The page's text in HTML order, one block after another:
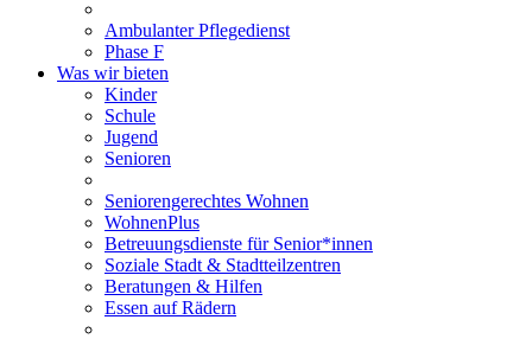
Ambulanter Pflegedienst
Phase F
Was wir bieten
Kinder
Schule
Jugend
Senioren
Seniorengerechtes Wohnen
WohnenPlus
Betreuungsdienste für Senior*innen
Soziale Stadt & Stadtteilzentren
Beratungen & Hilfen
Essen auf Rädern